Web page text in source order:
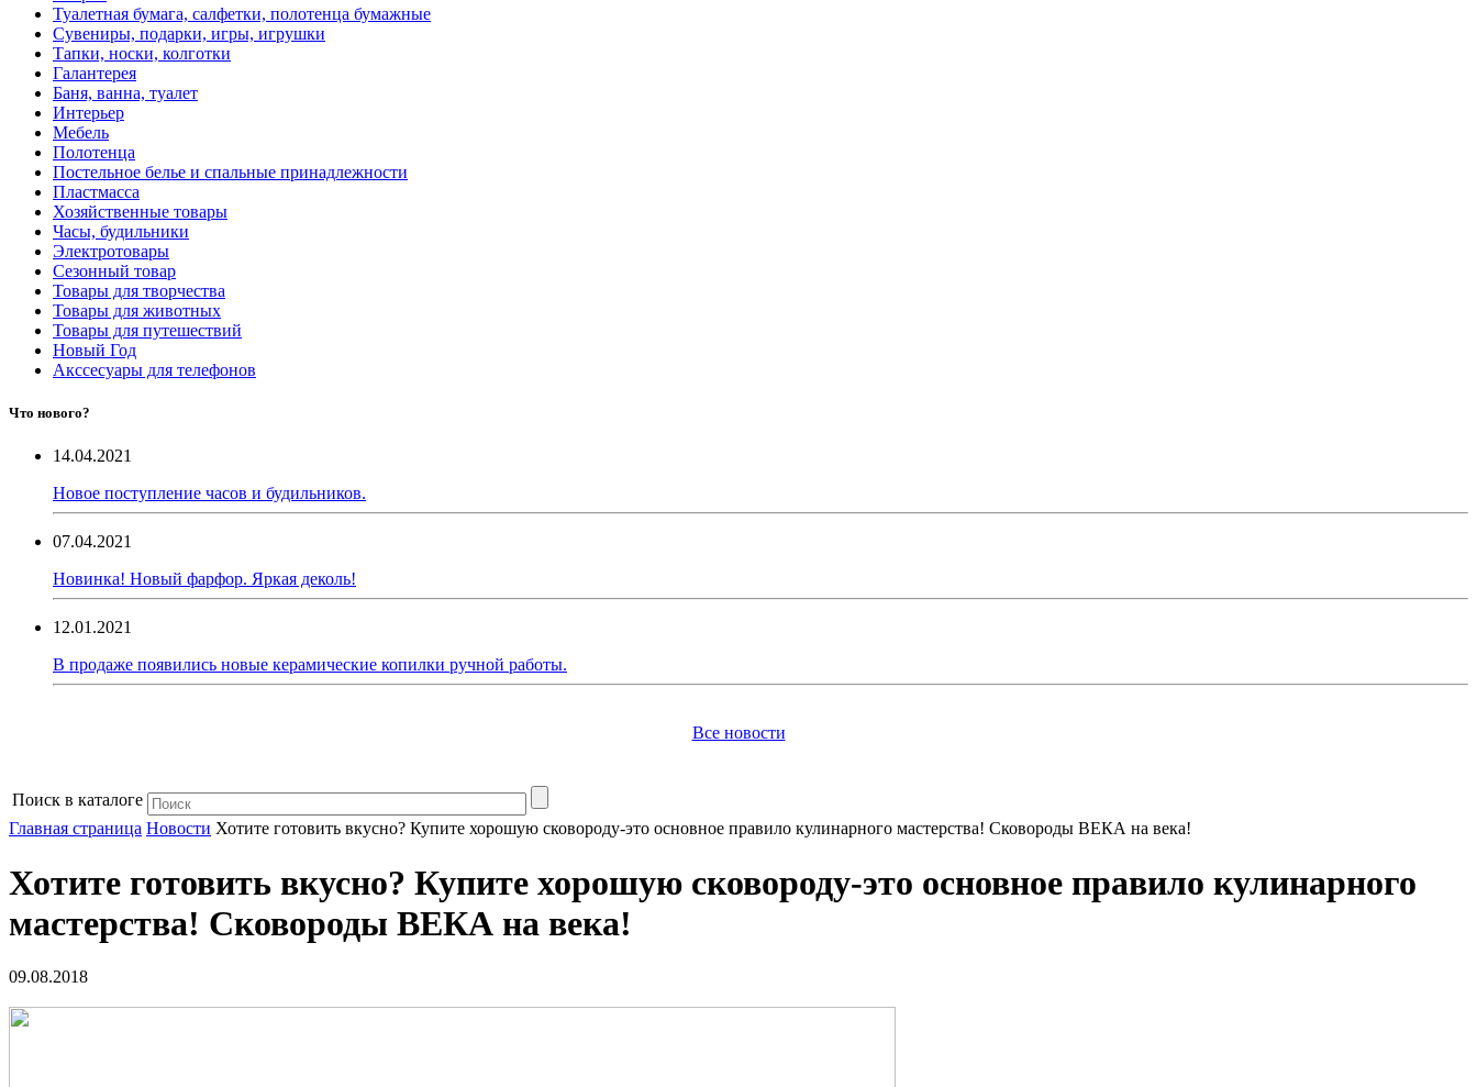
Туалетная бумага, салфетки, полотенца бумажные
Сувениры, подарки, игры, игрушки
Тапки, носки, колготки
Галантерея
Баня, ванна, туалет
Интерьер
Мебель
Полотенца
Постельное белье и спальные принадлежности
Пластмасса
Хозяйственные товары
Часы, будильники
Электротовары
Сезонный товар
Товары для творчества
Товары для животных
Товары для путешествий
Новый Год
Акссесуары для телефонов
Что нового?
14.04.2021
Новое поступление часов и будильников.
07.04.2021
Новинка! Новый фарфор. Яркая деколь!
12.01.2021
В продаже появились новые керамические копилки ручной работы.
Все новости
Поиск в каталоге
Главная страница Новости Хотите готовить вкусно? Купите хорошую сковороду-это основное правило кулинарного мастерства! Сковороды ВЕКА на века!
Хотите готовить вкусно? Купите хорошую сковороду-это основное правило кулинарного
мастерства! Сковороды ВЕКА на века!
09.08.2018